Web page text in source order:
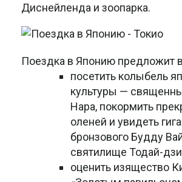
Диснейленда и зоопарка.
Поездка в Японию предложит
посетить колыбель
культуры —
Нара, покормить
оленей и увидеть
бронзового Будду
святилище Тодай-
оценить изящество